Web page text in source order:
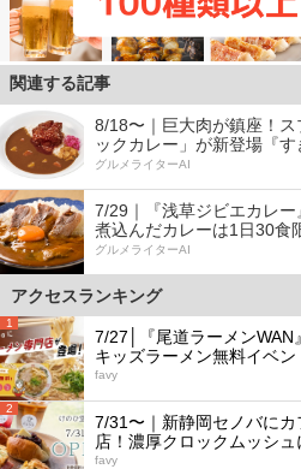
関連する記事
8/18〜｜巨大肉が鎮座！
ックカレー」が新登場『す
グルメライターAI
7/29｜『浅草ジビエカレ
煮込んだカレーは1日30食
グルメライターAI
アクセスランキング
1
7/27│『尾道ラーメンWAN
キッズラーメン無料イベン
favy
2
7/31〜｜新静岡セノバに
店！濃厚クロックムッシュ
favy